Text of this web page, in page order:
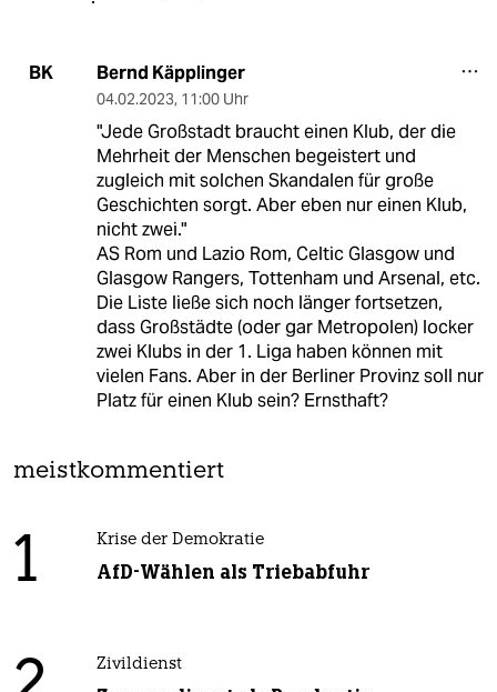
BK Bernd Käpplinger
04.02.2023, 11:00 Uhr
"Jede Großstadt braucht einen Klub, der die
Mehrheit der Menschen begeistert und
zugleich mit solchen Skandalen für große
Geschichten sorgt. Aber eben nur einen Klub,
nicht zwei."
AS Rom und Lazio Rom, Celtic Glasgow und
Glasgow Rangers, Tottenham und Arsenal, etc.
Die Liste ließe sich noch länger fortsetzen,
dass Großstädte (oder gar Metropolen) locker
zwei Klubs in der 1. Liga haben können mit
vielen Fans. Aber in der Berliner Provinz soll nur
Platz für einen Klub sein? Ernsthaft?
meistkommentiert
1 Krise der Demokratie
AfD-Wählen als Triebabfuhr
Zivildienst